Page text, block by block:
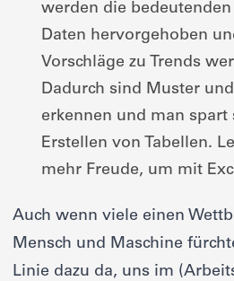
werden die
Daten hervorgehoben
Vorschläge zu Trends
Dadurch sind Muster
erkennen und man spart
Erstellen von Tabellen.
mehr Freude, um mit
Auch wenn viele einen
Mensch und Maschine
Linie dazu da, uns im